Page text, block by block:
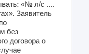
«№ л/с ....
Заявитель
без
договора о